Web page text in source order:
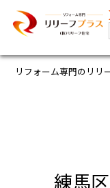
リフォーム専門のリリ
練馬